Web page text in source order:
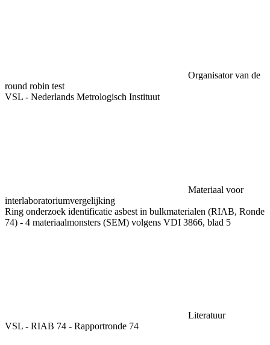
Organisator van de
round robin test
VSL - Nederlands Metrologisch Instituut
Materiaal voor
interlaboratoriumvergelijking
Ring onderzoek identificatie asbest in bulkmaterialen (RIAB, Ronde
74) - 4 materiaalmonsters (SEM) volgens VDI 3866, blad 5
Literatuur
VSL - RIAB 74 - Rapportronde 74